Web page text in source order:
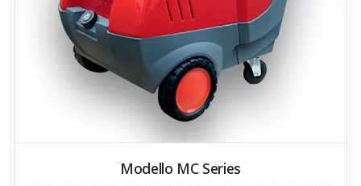
Modello MC Series